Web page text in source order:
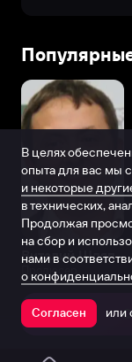
Виталий Шляппо
Продюсер
В целях
опыта для вас мы
и некоторые
в технических,
Продолжая
на сбор и
нами в
о
Согласен или